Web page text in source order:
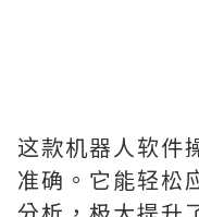
这款机器人软件
准确。它能轻松